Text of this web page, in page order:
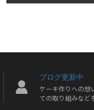
ブログ更新中
ケーキ作りへの想
ての取り組みなど